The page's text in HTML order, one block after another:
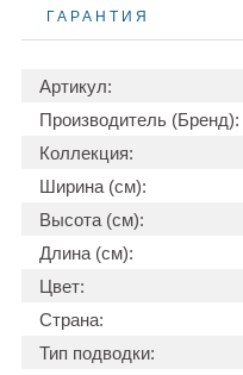
ГАРАНТИЯ
Артикул:
Производитель (Бренд):
Коллекция:
Ширина (см):
Высота (см):
Длина (см):
Цвет:
Страна:
Тип подводки: